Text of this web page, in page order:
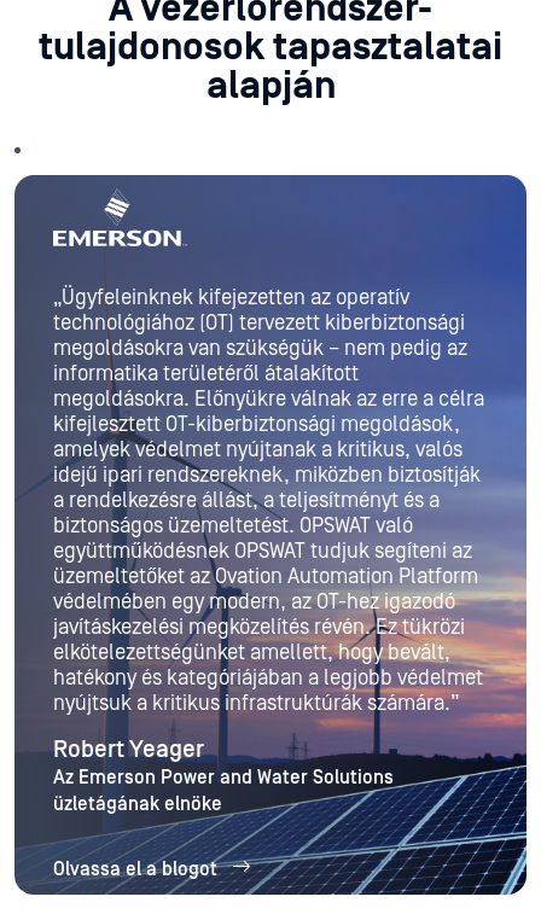
A vezérlőrendszer-
tulajdonosok tapasztalatai
alapján
„Ügyfeleinknek kifejezetten az operatív
technológiához (OT) tervezett kiberbiztonsági
megoldásokra van szükségük – nem pedig az
informatika területéről átalakított
megoldásokra. Előnyükre válnak az erre a célra
kifejlesztett OT-kiberbiztonsági megoldások,
amelyek védelmet nyújtanak a kritikus, valós
idejű ipari rendszereknek, miközben biztosítják
a rendelkezésre állást, a teljesítményt és a
biztonságos üzemeltetést. OPSWAT való
együttműködésnek OPSWAT tudjuk segíteni az
üzemeltetőket az Ovation Automation Platform
védelmében egy modern, az OT-hez igazodó
javításkezelési megközelítés révén. Ez tükrözi
elkötelezettségünket amellett, hogy bevált,
hatékony és kategóriájában a legjobb védelmet
nyújtsuk a kritikus infrastruktúrák számára.”
Robert Yeager
Az Emerson Power and Water Solutions
üzletágának elnöke
Olvassa el a blogot